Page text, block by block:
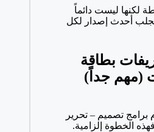
لكنها ليست دائماً
تجلب أحدث إصدار لكل
بطاقة
(مهم جداً)
برامج تصميم – تحرير
الخطوة إلزامية.